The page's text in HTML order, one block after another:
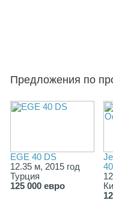
Предложения по
EGE 40 DS
12.35 м, 2015 год
Турция
125 000 евро